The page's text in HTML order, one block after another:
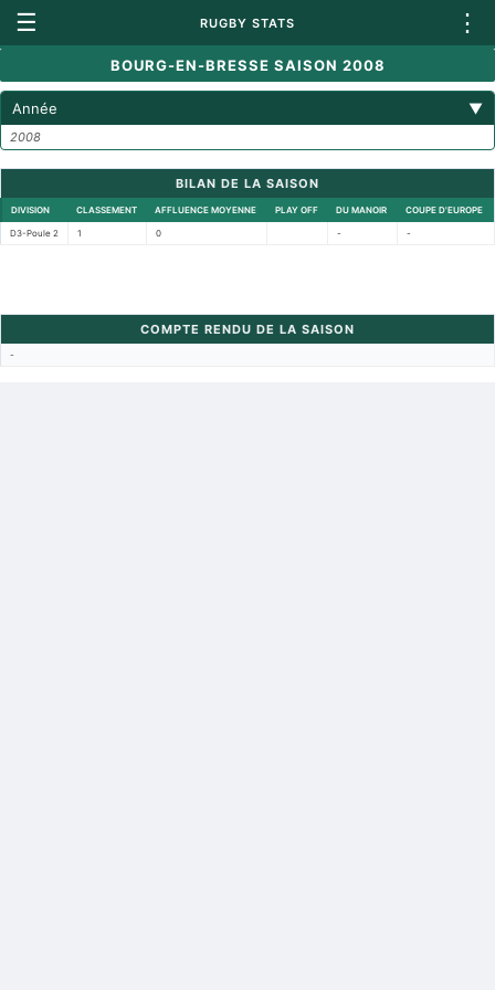
☰ RUGBY STATS ⋮
BOURG-EN-BRESSE SAISON 2008
Année ▼
2008
BILAN DE LA SAISON
DIVISION CLASSEMENT AFFLUENCE MOYENNE PLAY OFF DU MANOIR COUPE D'EUROPE
D3-Poule 2 1 0 - -
COMPTE RENDU DE LA SAISON
-